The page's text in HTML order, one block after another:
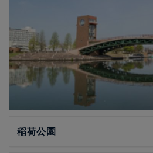
稲荷公園